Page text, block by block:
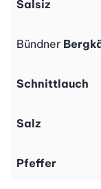
Salsiz
Bündner
Schnittlauch
Salz
Pfeffer